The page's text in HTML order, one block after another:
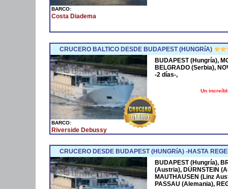
BARCO:
Costa Diadema
CRUCERO BALTICO DESDE BUDAPEST (HUNGRíA)
BARCO:
Riverside Debussy
BUDAPEST (Hungría),
BELGRADO (Serbia),
-2 días-,
Un
CRUCERO DESDE BUDAPEST (HUNGRíA) -HASTA
BUDAPEST (Hungría),
(Austria), DÜRNSTEIN
MAUTHAUSEN (Linz
PASSAU (Alemania),